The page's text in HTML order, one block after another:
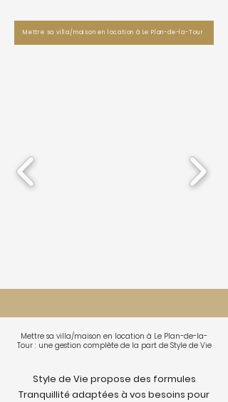
Mettre sa villa/maison en location à Le Plan-de-la-Tour
Mettre sa villa/maison en location à Le Plan-de-la-
Tour : une gestion complète de la part de Style de Vie
Style de Vie propose des formules
Tranquillité adaptées à vos besoins pour